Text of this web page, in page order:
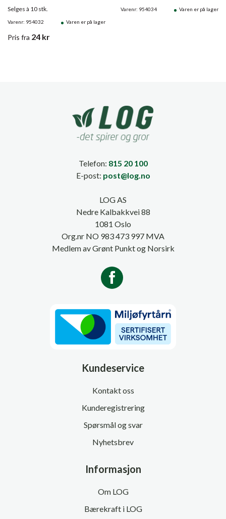
Varenr: 954032 Varen er på lager
Selges à 10 stk.
Pris fra 24 kr
Varenr: 954034 Varen er på lager
Telefon: 815 20 100
E-post: post@log.no
LOG AS
Nedre Kalbakkvei 88
1081 Oslo
Org.nr NO 983 473 997 MVA
Medlem av Grønt Punkt og Norsirk
Kundeservice
Kontakt oss
Kunderegistrering
Spørsmål og svar
Nyhetsbrev
Informasjon
Om LOG
Bærekraft i LOG